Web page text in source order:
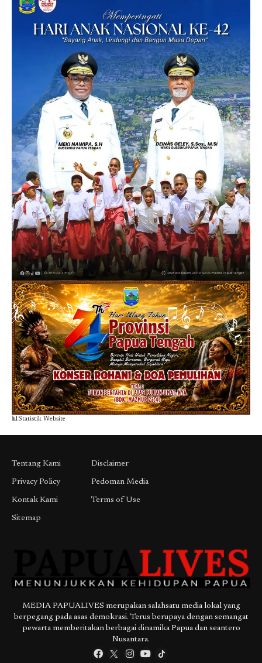
📊Statistik Website
Tentang Kami
Privacy Policy
Kontak Kami
Sitemap
Disclaimer
Pedoman Media
Terms of Use
MEDIA PAPUALIVES merupakan salahsatu media lokal yang
berpegang pada asas demokrasi. Terus berupaya dengan semangat
pewarta memberitakan berbagai dinamika Papua dan seantero
Nusantara.